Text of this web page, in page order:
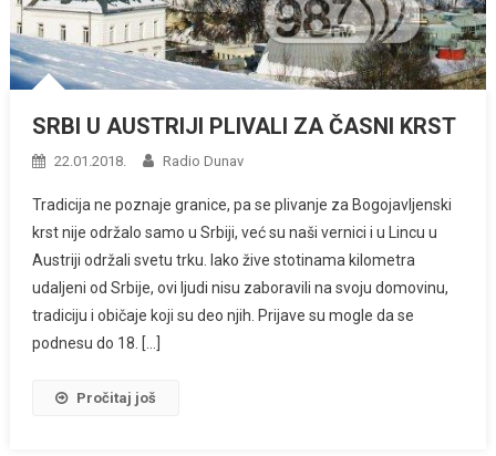
SRBI U AUSTRIJI PLIVALI ZA ČASNI KRST
22.01.2018. Radio Dunav
Tradicija ne poznaje granice, pa se plivanje za Bogojavljenski
krst nije održalo samo u Srbiji, već su naši vernici i u Lincu u
Austriji održali svetu trku. Iako žive stotinama kilometra
udaljeni od Srbije, ovi ljudi nisu zaboravili na svoju domovinu,
tradiciju i običaje koji su deo njih. Prijave su mogle da se
podnesu do 18. […]
Pročitaj još